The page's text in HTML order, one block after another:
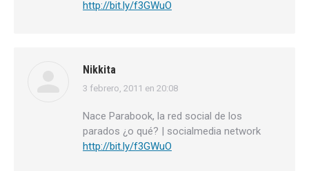
http://bit.ly/f3GWuO
Nikkita
dice:
3 febrero, 2011 en 20:08
Nace Parabook, la red social de los
parados ¿o qué? | socialmedia network
http://bit.ly/f3GWuO